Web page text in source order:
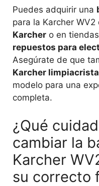
Puedes adquirir una
para la Karcher WV2
Karcher o en
repuestos para
Asegúrate de que
Karcher
modelo para una
completa.
¿Qué
cambiar la
Karcher
su correcto